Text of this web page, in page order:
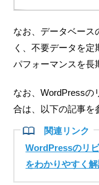
なお、データベース
く、不要データを
パフォーマンスを長
なお、WordPressの
合は、以下の記事を
WordPressのリ
をわかりやすく解